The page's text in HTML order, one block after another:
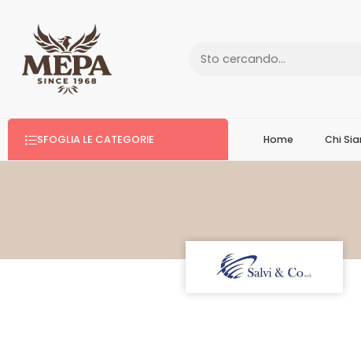
SFOGLIA LE CATEGORIE Home Chi